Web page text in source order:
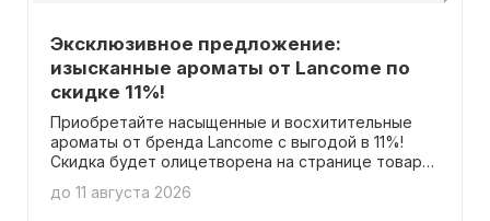
Эксклюзивное предложение:
изысканные ароматы от Lancome по
скидке 11%!
Приобретайте насыщенные и восхитительные
ароматы от бренда Lancome с выгодой в 11%!
Скидка будет олицетворена на странице товара.
до 11 августа 2026